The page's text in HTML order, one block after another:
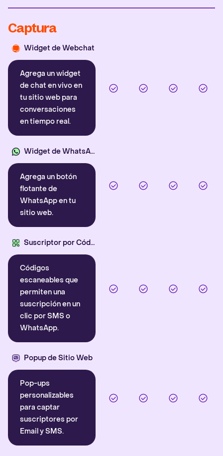
Captura
Widget de Webchat
Agrega un widget
de chat en vivo en
tu sitio web para
conversaciones
en tiempo real.
Widget de WhatsApp
Agrega un botón
flotante de
WhatsApp en tu
sitio web.
Suscriptor por Código QR
Códigos
escaneables que
permiten una
suscripción en un
clic por SMS o
WhatsApp.
Popup de Sitio Web
Pop-ups
personalizables
para captar
suscriptores por
Email y SMS.